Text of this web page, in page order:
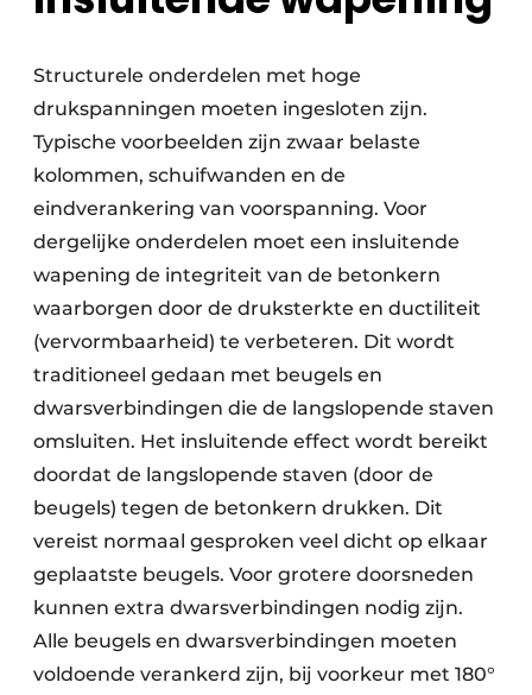
Structurele onderdelen met hoge
drukspanningen moeten ingesloten zijn.
Typische voorbeelden zijn zwaar belaste
kolommen, schuifwanden en de
eindverankering van voorspanning. Voor
dergelijke onderdelen moet een insluitende
wapening de integriteit van de betonkern
waarborgen door de druksterkte en ductiliteit
(vervormbaarheid) te verbeteren. Dit wordt
traditioneel gedaan met beugels en
dwarsverbindingen die de langslopende staven
omsluiten. Het insluitende effect wordt bereikt
doordat de langslopende staven (door de
beugels) tegen de betonkern drukken. Dit
vereist normaal gesproken veel dicht op elkaar
geplaatste beugels. Voor grotere doorsneden
kunnen extra dwarsverbindingen nodig zijn.
Alle beugels en dwarsverbindingen moeten
voldoende verankerd zijn, bij voorkeur met 180°